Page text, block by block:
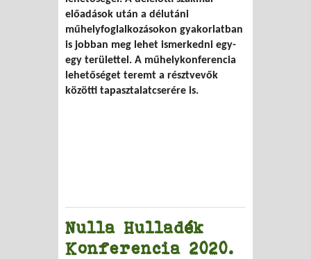
előadások után a délutáni
műhelyfoglalkozásokon gyakorlatban
is jobban meg lehet ismerkedni egy-
egy területtel. A műhelykonferencia
lehetőséget teremt a résztvevők
közötti tapasztalatcserére is.
Nulla Hulladék
Konferencia 2020.